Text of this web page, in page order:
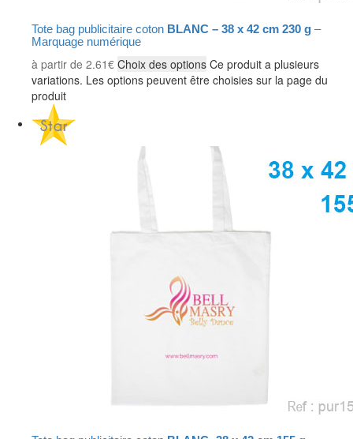
Tote bag publicitaire coton BLANC – 38 x 42 cm 230 g –
Marquage numérique
à partir de 2.61€ Choix des options Ce produit a plusieurs
variations. Les options peuvent être choisies sur la page du
produit